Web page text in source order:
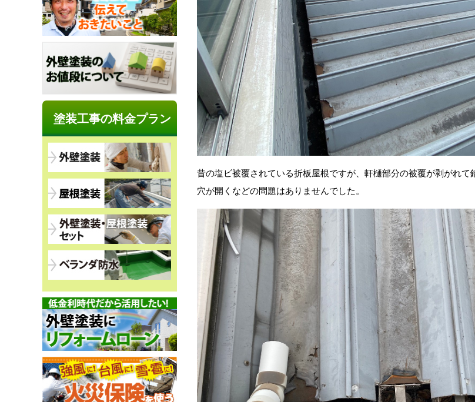
昔の塩ビ被覆されている折板屋根ですが、軒樋部分の被覆が剥がれて
穴が開くなどの問題はありませんでした。
塗装工事の料金プラン